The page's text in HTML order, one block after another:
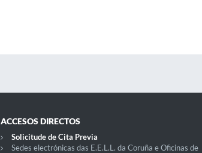
ACCESOS DIRECTOS
Solicitude de Cita Previa
Sedes electrónicas das E.E.L.L. da Coruña e Oficinas de